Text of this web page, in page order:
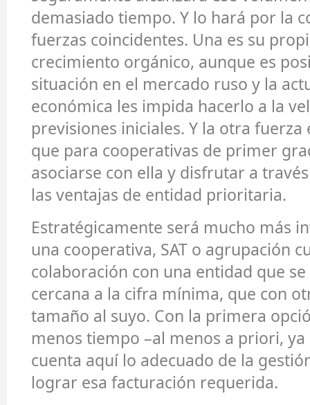
demasiado tiempo. Y lo hará por la
fuerzas coincidentes. Una es su
crecimiento orgánico, aunque es
situación en el mercado ruso y la
económica les impida hacerlo a la
previsiones iniciales. Y la otra fuerza
que para cooperativas de primer
asociarse con ella y disfrutar a
las ventajas de entidad prioritaria.
Estratégicamente será mucho más
una cooperativa, SAT o agrupación
colaboración con una entidad que
cercana a la cifra mínima, que con
tamaño al suyo. Con la primera
menos tiempo –al menos a priori,
cuenta aquí lo adecuado de la
lograr esa facturación requerida.